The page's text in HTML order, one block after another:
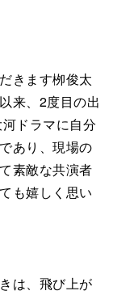
きます栁俊太
来、2度目の出
ドラマに自分
あり、現場の
素敵な共演者
も嬉しく思い
は、飛び上が